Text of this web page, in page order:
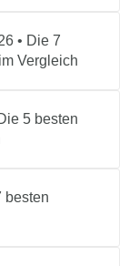
• Die 7
Vergleich
5 besten
besten